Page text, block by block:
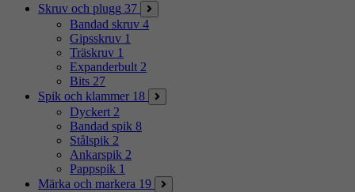
Skruv och plugg 37
Bandad skruv 4
Gipsskruv 1
Träskruv 1
Expanderbult 2
Bits 27
Spik och klammer 18
Dyckert 2
Bandad spik 8
Stålspik 2
Ankarspik 2
Pappspik 1
Märka och markera 19